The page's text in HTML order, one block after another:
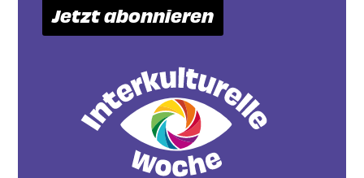
Jetzt abonnieren